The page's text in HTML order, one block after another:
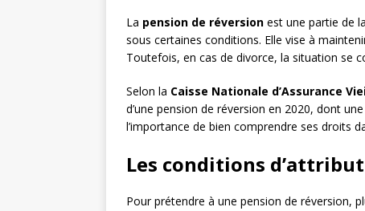
La pension de réversion est une partie de
sous certaines conditions. Elle vise à
Toutefois, en cas de divorce, la situation se
Selon la Caisse Nationale d’Assurance
d’une pension de réversion en 2020, dont
l’importance de bien comprendre ses droits
Les conditions
Pour prétendre à une pension de réversion,